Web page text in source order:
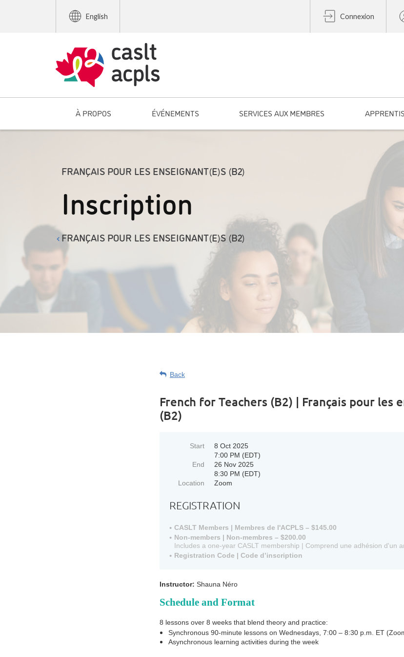
English Connexion
À PROPOS ÉVÉNEMENTS SERVICES AUX MEMBRES
FRANÇAIS POUR LES ENSEIGNANT(E)S (B2)
Inscription
FRANÇAIS POUR LES ENSEIGNANT(E)S (B2)